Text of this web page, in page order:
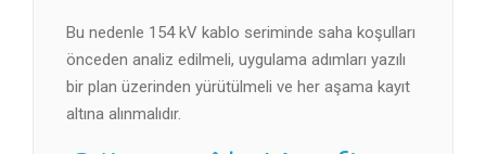
Bu nedenle 154 kV kablo seriminde saha koşulları
önceden analiz edilmeli, uygulama adımları yazılı
bir plan üzerinden yürütülmeli ve her aşama kayıt
altına alınmalıdır.